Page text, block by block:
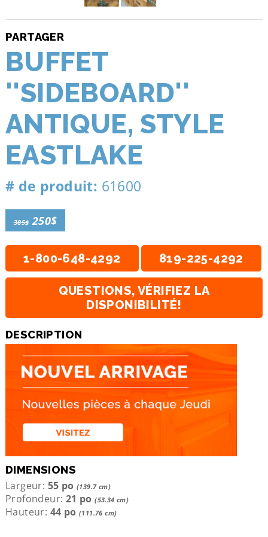
PARTAGER
BUFFET
''SIDEBOARD''
ANTIQUE, STYLE
EASTLAKE
# de produit: 61600
385$250$
1-800-648-4292 819-225-4292
QUESTIONS, VÉRIFIEZ LA
DISPONIBILITÉ!
DESCRIPTION
DIMENSIONS
Largeur: 55 po (139.7 cm)
Profondeur: 21 po(53.34 cm)
Hauteur: 44 po (111.76 cm)